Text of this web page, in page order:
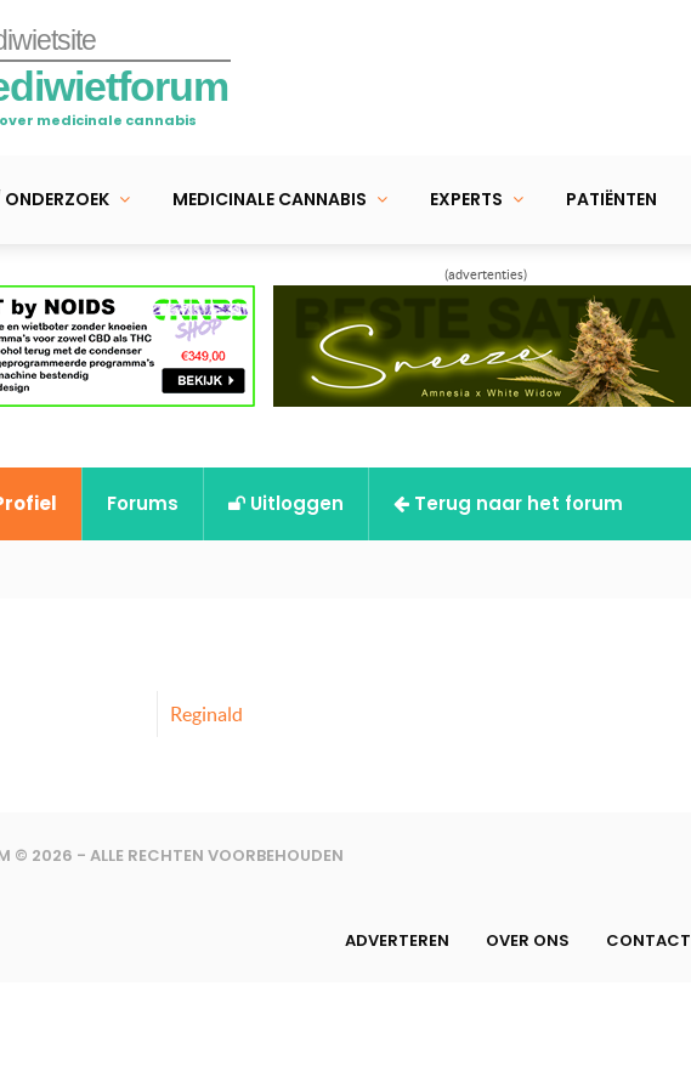
medicinale cannabis
MEDICINALE CANNABIS EXPERTS PATIËNTEN
(advertenties)
Forums Uitloggen Terug naar het forum
Reginald
© 2026 - ALLE RECHTEN VOORBEHOUDEN
ADVERTEREN OVER ONS CONTACT